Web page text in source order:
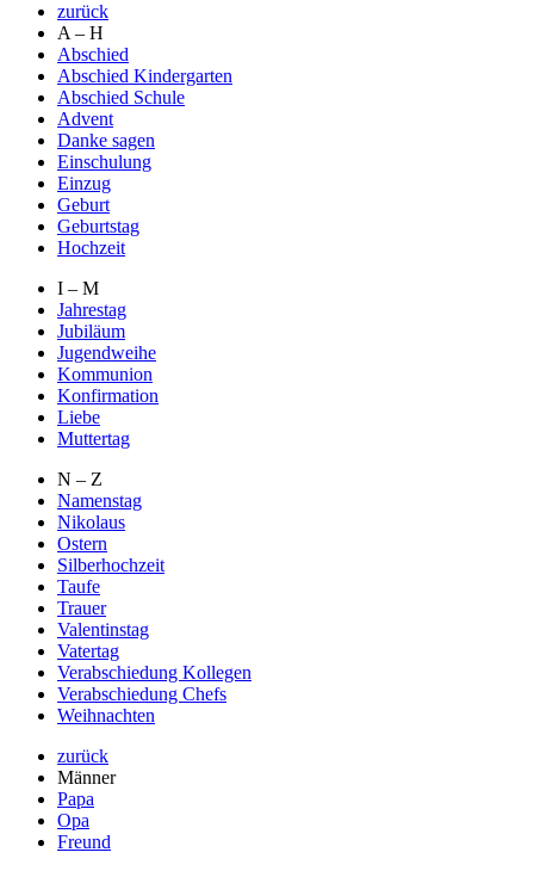
zurück
A – H
Abschied
Abschied Kindergarten
Abschied Schule
Advent
Danke sagen
Einschulung
Einzug
Geburt
Geburtstag
Hochzeit
I – M
Jahrestag
Jubiläum
Jugendweihe
Kommunion
Konfirmation
Liebe
Muttertag
N – Z
Namenstag
Nikolaus
Ostern
Silberhochzeit
Taufe
Trauer
Valentinstag
Vatertag
Verabschiedung Kollegen
Verabschiedung Chefs
Weihnachten
zurück
Männer
Papa
Opa
Freund